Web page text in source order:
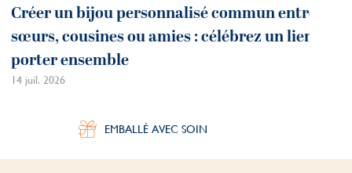
Créer un bijou personnalisé commun entre
sœurs, cousines ou amies : célébrez un lien à
porter ensemble
14 juil. 2026
EMBALLÉ AVEC SOIN